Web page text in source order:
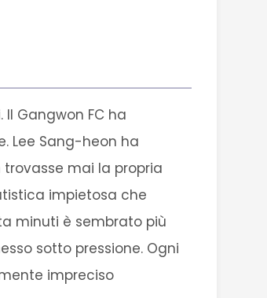
Gangwon FC ha
Lee Sang-heon ha
mai la propria
impietosa che
minuti è sembrato più
sotto pressione. Ogni
impreciso